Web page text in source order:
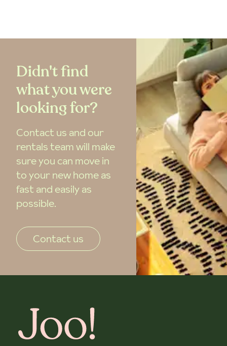
Didn't find
what you were
looking for?
Contact us and our
rentals team will make
sure you can move in
to your new home as
fast and easily as
possible.
Contact us